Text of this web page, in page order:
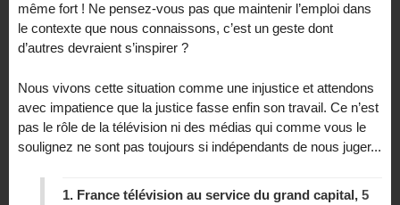
même fort ! Ne pensez-vous pas que maintenir l’emploi dans
le contexte que nous connaissons, c’est un geste dont
d’autres devraient s’inspirer ?
Nous vivons cette situation comme une injustice et attendons
avec impatience que la justice fasse enfin son travail. Ce n’est
pas le rôle de la télévision ni des médias qui comme vous le
soulignez ne sont pas toujours si indépendants de nous juger...
1. France télévision au service du grand capital, 5